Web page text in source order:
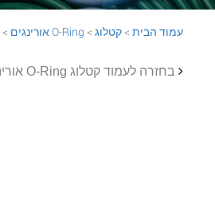
עמוד הבית >קטלוג > O-Ring אורינגים >
בחזרה לעמוד קטלוג O-Ring אורינגים